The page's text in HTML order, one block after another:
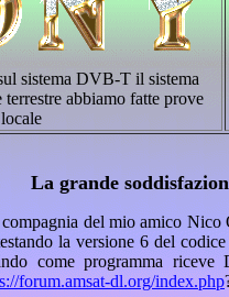
sistema DVB-T il sistema
terrestre abbiamo fatte prove
locale
La grande
del mio amico
la versione 6 del
come programma
forum.amsat-dl.org/index.php